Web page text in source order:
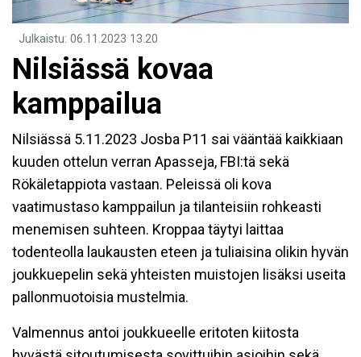
Julkaistu: 06.11.2023 13.20
Nilsiässä kovaa
kamppailua
Nilsiässä 5.11.2023 Josba P11 sai vääntää kaikkiaan
kuuden ottelun verran Apasseja, FBI:tä sekä
Rökäletappiota vastaan. Peleissä oli kova
vaatimustaso kamppailun ja tilanteisiin rohkeasti
menemisen suhteen. Kroppaa täytyi laittaa
todenteolla laukausten eteen ja tuliaisina olikin hyvän
joukkuepelin sekä yhteisten muistojen lisäksi useita
pallonmuotoisia mustelmia.
Valmennus antoi joukkueelle eritoten kiitosta